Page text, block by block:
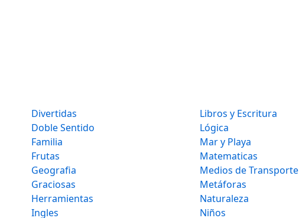
Divertidas
Doble Sentido
Familia
Frutas
Geografia
Graciosas
Herramientas
Ingles
Libros y Escritura
Lógica
Mar y Playa
Matematicas
Medios de Transporte
Metáforas
Naturaleza
Niños